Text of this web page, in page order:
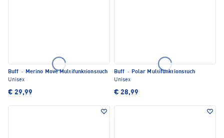
Buff · Merino Move Multifunktionstuch
Unisex
€ 29,99
Buff · Polar Multifunktionstuch
Unisex
€ 28,99